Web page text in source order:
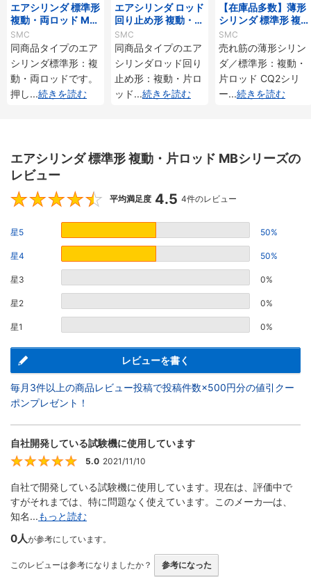
エアシリンダ 標準形
複動・両ロッド MB
Wシリーズ
SMC
同商品タイプのエア
シリンダ標準形：複
動・両ロッドです。
押し...続きを読む
エアシリンダ ロッド
回り止め形 複動・片
ロッド MBKシリー
ズ
SMC
同商品タイプのエア
シリンダロッド回り
止め形：複動・片ロ
ッド...続きを読む
【在庫品多数】薄形
シリンダ 標準形 複
動・片ロッド CQ2
シリーズ
SMC
売れ筋の薄形シリン
ダ／標準形：複動・
片ロッド CQ2シリ
ー...続きを読む
エアシリンダ 標準形 複動・片ロッド MBシリーズの
レビュー
4.5
平均満足度 4.5 4件のレビュー
星5 50%
星4 50%
星3 0%
星2 0%
星1 0%
レビューを書く
毎月3件以上の商品レビュー投稿で投稿件数×500円分の値引クー
ポンプレゼント！
自社開発している試験機に使用しています
5.0 2021/11/10
自社で開発している試験機に使用しています。現在は、評価中で
すがそれまでは、特に問題なく使えています。このメーカ―は、
知名...もっと読む
0人が参考にしています。
このレビューは参考になりましたか？ 参考になった